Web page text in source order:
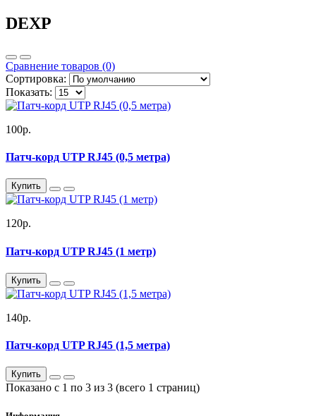
DEXP
Сравнение товаров (0)
Сортировка:
Показать:
100р.
Патч-корд UTP RJ45 (0,5 метра)
Купить
120р.
Патч-корд UTP RJ45 (1 метр)
Купить
140р.
Патч-корд UTP RJ45 (1,5 метра)
Купить
Показано с 1 по 3 из 3 (всего 1 страниц)